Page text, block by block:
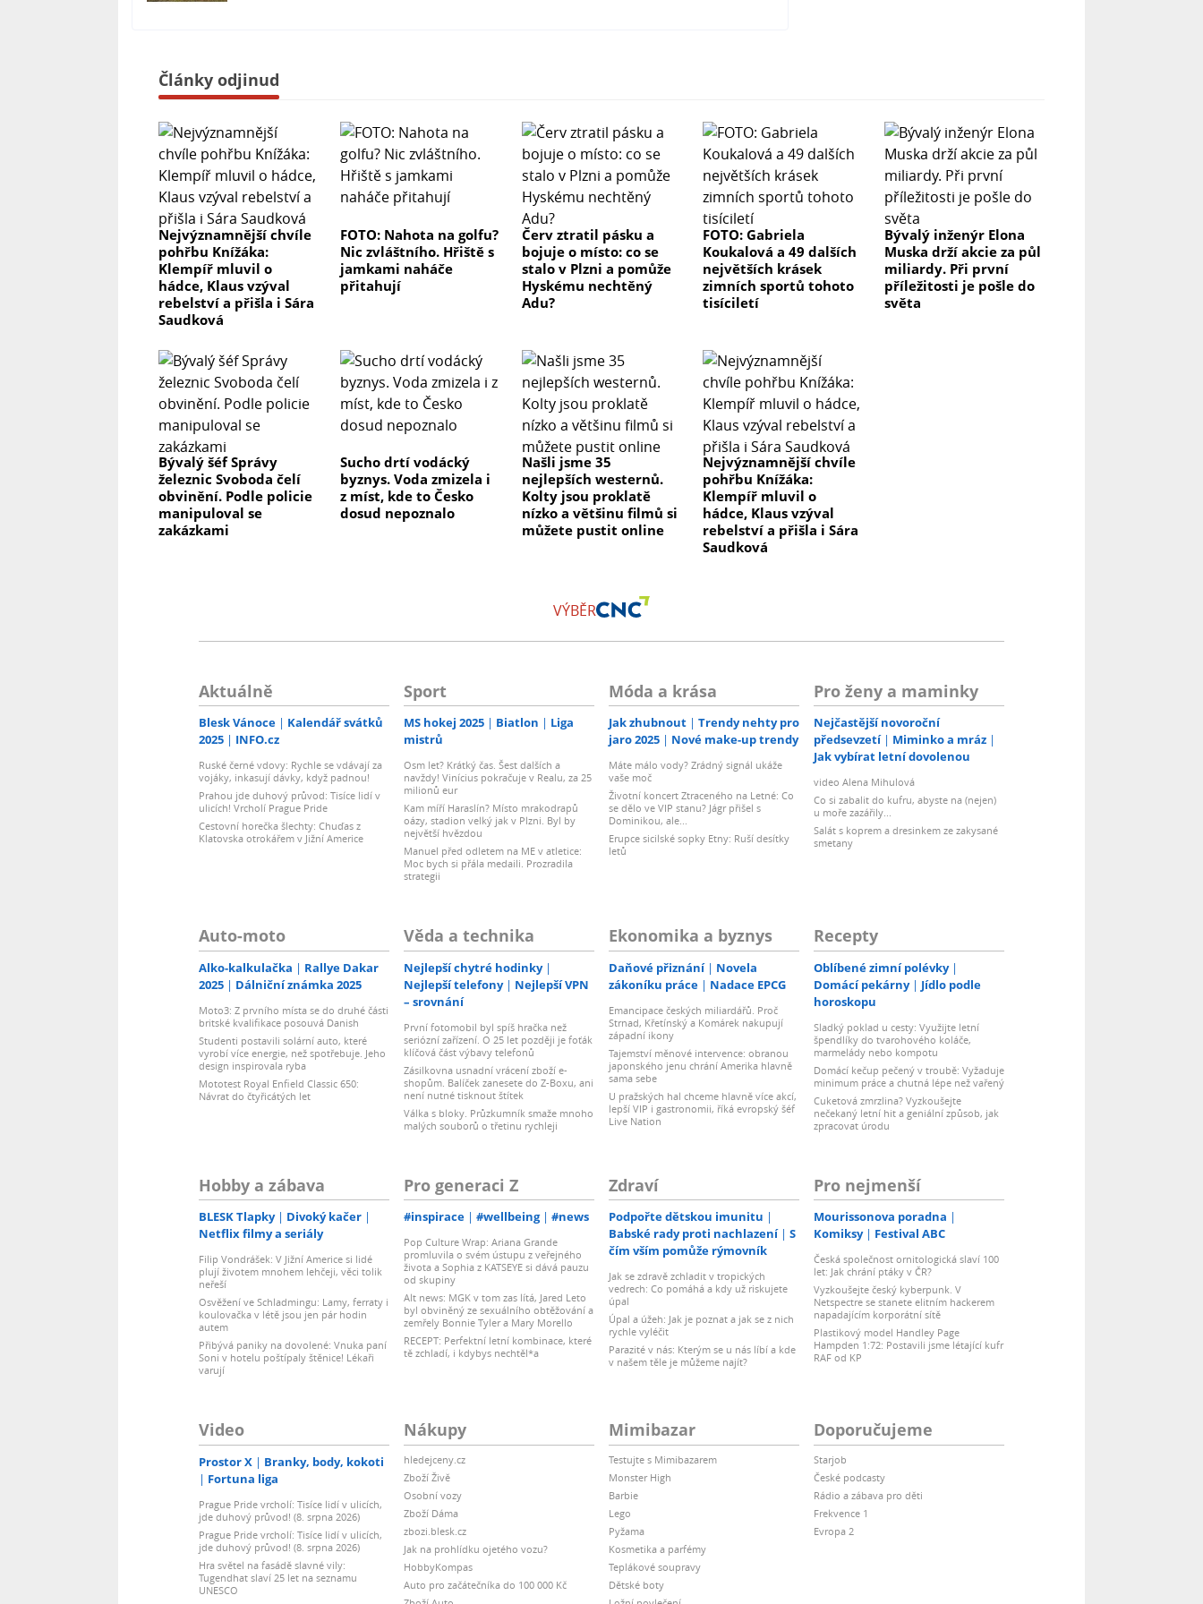
Články odjinud
Nejvýznamnější chvíle
pohřbu Knížáka:
Klempíř mluvil o
hádce, Klaus vzýval
rebelství a přišla i Sára
Saudková
FOTO: Nahota na golfu?
Nic zvláštního. Hřiště s
jamkami naháče
přitahují
Červ ztratil pásku a
bojuje o místo: co se
stalo v Plzni a pomůže
Hyskému nechtěný
Adu?
FOTO: Gabriela
Koukalová a 49 dalších
největších krásek
zimních sportů tohoto
tisíciletí
Bývalý inženýr Elona
Muska drží akcie za půl
miliardy. Při první
příležitosti je pošle do
světa
Bývalý šéf Správy
železnic Svoboda čelí
obvinění. Podle policie
manipuloval se
zakázkami
Sucho drtí vodácký
byznys. Voda zmizela i
z míst, kde to Česko
dosud nepoznalo
Našli jsme 35
nejlepších westernů.
Kolty jsou proklatě
nízko a většinu filmů si
můžete pustit online
Nejvýznamnější chvíle
pohřbu Knížáka:
Klempíř mluvil o
hádce, Klaus vzýval
rebelství a přišla i Sára
Saudková
VÝBĚR
Aktuálně
Blesk Vánoce
Kalendář svátků
2025
INFO.cz
Ruské černé vdovy: Rychle se vdávají za
vojáky, inkasují dávky, když padnou!
Prahou jde duhový průvod: Tisíce lidí v
ulicích! Vrcholí Prague Pride
Cestovní horečka šlechty: Chuďas z
Klatovska otrokářem v Jižní Americe
Sport
MS hokej 2025 Biatlon
Liga
mistrů
Osm let? Krátký čas. Šest dalších a
navždy! Vinícius pokračuje v Realu, za 25
milionů eur
Kam míří Haraslín? Místo mrakodrapů
oázy, stadion velký jak v Plzni. Byl by
největší hvězdou
Manuel před odletem na ME v atletice:
Moc bych si přála medaili. Prozradila
strategii
Móda a krása
Jak zhubnout
Trendy nehty pro
jaro 2025
Nové make-up trendy
Máte málo vody? Zrádný signál ukáže
vaše moč
Životní koncert Ztraceného na Letné: Co
se dělo ve VIP stanu? Jágr přišel s
Dominikou, ale...
Erupce sicilské sopky Etny: Ruší desítky
letů
Pro ženy a maminky
Nejčastější novoroční
předsevzetí
Miminko a mráz
Jak vybírat letní dovolenou
video Alena Mihulová
Co si zabalit do kufru, abyste na (nejen)
u moře zazářily...
Salát s koprem a dresinkem ze zakysané
smetany
Auto-moto
Alko-kalkulačka
Rallye Dakar
2025
Dálniční známka 2025
Moto3: Z prvního místa se do druhé části
britské kvalifikace posouvá Danish
Studenti postavili solární auto, které
vyrobí více energie, než spotřebuje. Jeho
design inspirovala ryba
Mototest Royal Enfield Classic 650:
Návrat do čtyřicátých let
Věda a technika
Nejlepší chytré hodinky
Nejlepší telefony
Nejlepší VPN
– srovnání
První fotomobil byl spíš hračka než
seriózní zařízení. O 25 let později je foťák
klíčová část výbavy telefonů
Zásilkovna usnadní vrácení zboží e-
shopům. Balíček zanesete do Z-Boxu, ani
není nutné tisknout štítek
Válka s bloky. Průzkumník smaže mnoho
malých souborů o třetinu rychleji
Ekonomika a byznys
Daňové přiznání
Novela
zákoníku práce
Nadace EPCG
Emancipace českých miliardářů. Proč
Strnad, Křetínský a Komárek nakupují
západní ikony
Tajemství měnové intervence: obranou
japonského jenu chrání Amerika hlavně
sama sebe
U pražských hal chceme hlavně více akcí,
lepší VIP i gastronomii, říká evropský šéf
Live Nation
Recepty
Oblíbené zimní polévky
Domácí pekárny
Jídlo podle
horoskopu
Sladký poklad u cesty: Využijte letní
špendlíky do tvarohového koláče,
marmelády nebo kompotu
Domácí kečup pečený v troubě: Vyžaduje
minimum práce a chutná lépe než vařený
Cuketová zmrzlina? Vyzkoušejte
nečekaný letní hit a geniální způsob, jak
zpracovat úrodu
Hobby a zábava
BLESK Tlapky
Divoký kačer
Netflix filmy a seriály
Filip Vondrášek: V Jižní Americe si lidé
plují životem mnohem lehčeji, věci tolik
neřeší
Osvěžení ve Schladmingu: Lamy, ferraty i
koulovačka v létě jsou jen pár hodin
autem
Přibývá paniky na dovolené: Vnuka paní
Soni v hotelu poštípaly štěnice! Lékaři
varují
Pro generaci Z
#inspirace #wellbeing #news
Pop Culture Wrap: Ariana Grande
promluvila o svém ústupu z veřejného
života a Sophia z KATSEYE si dává pauzu
od skupiny
Alt news: MGK v tom zas lítá, Jared Leto
byl obviněný ze sexuálního obtěžování a
zemřely Bonnie Tyler a Mary Morello
RECEPT: Perfektní letní kombinace, které
tě zchladí, i kdybys nechtěl*a
Zdraví
Podpořte dětskou imunitu
Babské rady proti nachlazení
S
čím vším pomůže rýmovník
Jak se zdravě zchladit v tropických
vedrech: Co pomáhá a kdy už riskujete
úpal
Úpal a úžeh: Jak je poznat a jak se z nich
rychle vyléčit
Parazité v nás: Kterým se u nás líbí a kde
v našem těle je můžeme najít?
Pro nejmenší
Mourissonova poradna
Komiksy
Festival ABC
Česká společnost ornitologická slaví 100
let: Jak chrání ptáky v ČR?
Vyzkoušejte český kyberpunk. V
Netspectre se stanete elitním hackerem
napadajícím korporátní sítě
Plastikový model Handley Page
Hampden 1:72: Postavili jsme létající kufr
RAF od KP
Video
Prostor X
Branky, body, kokoti
Fortuna liga
Prague Pride vrcholí: Tisíce lidí v ulicích,
jde duhový průvod! (8. srpna 2026)
Prague Pride vrcholí: Tisíce lidí v ulicích,
jde duhový průvod! (8. srpna 2026)
Hra světel na fasádě slavné vily:
Tugendhat slaví 25 let na seznamu
UNESCO
Nákupy
hledejceny.cz
Zboží Živě
Osobní vozy
Zboží Dáma
zbozi.blesk.cz
Jak na prohlídku ojetého vozu?
HobbyKompas
Auto pro začátečníka do 100 000 Kč
Mimibazar
Testujte s Mimibazarem
Monster High
Barbie
Lego
Pyžama
Kosmetika a parfémy
Teplákové soupravy
Dětské boty
Doporučujeme
Starjob
České podcasty
Rádio a zábava pro děti
Frekvence 1
Evropa 2